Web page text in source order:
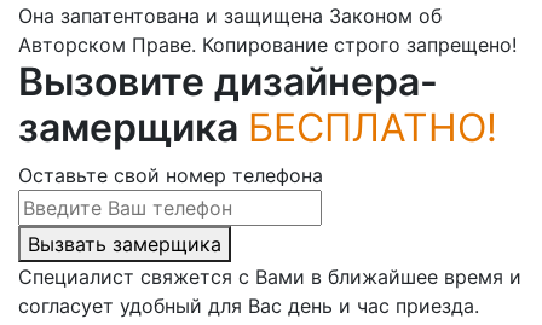
Она запатентована и защищена Законом об
Авторском Праве. Копирование строго запрещено!
Вызовите дизайнера-
замерщика БЕСПЛАТНО!
Оставьте свой номер телефона
Вызвать замерщика
Специалист свяжется с Вами в ближайшее время и
согласует удобный для Вас день и час приезда.